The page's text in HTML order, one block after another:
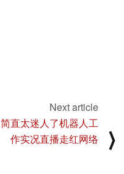
Next article
简直太迷人了机器人工
作实况直播走红网络
⟩